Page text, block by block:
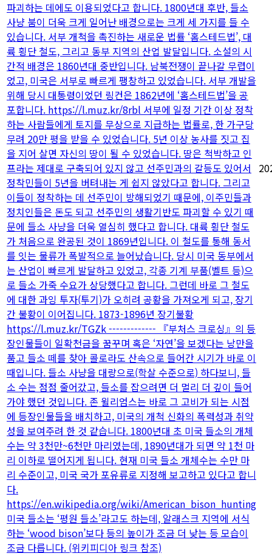
파괴하는 데에도 이용되었다고 합니다. 1800년대 후반, 들소
사냥 붐이 더욱 크게 일어난 배경으로는 크게 세 가지를 들 수
있습니다. 서부 개척을 촉진하는 새로운 법률 ‘홈스테드법’, 대
륙 횡단 철도, 그리고 동부 지역의 산업 발달입니다. 소설의 시
간적 배경은 1860년대 중반입니다. 남북전쟁이 끝나갈 무렵이
었고, 미국은 서부로 빠르게 팽창하고 있었습니다. 서부 개발을
위해 당시 대통령이었던 링컨은 1862년에 ‘홈스테드법’을 공
포합니다. https://l.muz.kr/8rbl 서부에 일정 기간 이상 정착
하는 사람들에게 토지를 무상으로 지급하는 법률로, 한 가구당
무려 20만 평을 받을 수 있었습니다. 5년 이상 농사를 짓고 집
을 지어 살면 자신의 땅이 될 수 있었습니다. 땅은 척박하고 인
프라는 제대로 구축되어 있지 않고 선주민과의 갈등도 있어서
정착민들이 5년을 버텨내는 게 쉽지 않았다고 합니다. 그리고
이들이 정착하는 데 선주민이 방해되었기 때문에, 이주민들과
정치인들은 돈도 되고 선주민의 생활기반도 파괴할 수 있기 때
문에 들소 사냥을 더욱 열심히 했다고 합니다. 대륙 횡단 철도
가 처음으로 완공된 것이 1869년입니다. 이 철도를 통해 동서
를 잇는 물류가 폭발적으로 늘어났습니다. 당시 미국 동부에서
는 산업이 빠르게 발달하고 있었고, 각종 기계 부품(벨트 등)으
로 들소 가죽 수요가 상당했다고 합니다. 그런데 바로 그 철도
에 대한 과잉 투자(투기)가 오히려 공황을 가져오게 되고, 장기
간 불황이 이어집니다. 1873-1896년 장기불황
https://l.muz.kr/TGZk ------------- 『부처스 크로싱』의 등
장인물들이 일확천금을 꿈꾸며 혹은 ‘자연’을 보겠다는 낭만을
품고 들소 떼를 찾아 콜로라도 산속으로 들어간 시기가 바로 이
때입니다. 들소 사냥을 대량으로(학살 수준으로) 하다보니, 들
소 수는 점점 줄어갔고, 들소를 잡으려면 더 멀리 더 깊이 들어
가야 했던 것입니다. 존 윌리엄스는 바로 그 고비가 되는 시점
에 등장인물들을 배치하고, 미국의 개척 신화의 폭력성과 취약
성을 보여주려 한 것 같습니다. 1800년대 초 미국 들소의 개체
수는 약 3천만~6천만 마리였는데, 1890년대가 되면 약 1천 마
리 이하로 떨어지게 됩니다. 현재 미국 들소 개체수는 수만 마
리 수준이고, 미국 국가 포유류로 지정해 보고하고 있다고 합니
다.
https://en.wikipedia.org/wiki/American_bison_hunting
미국 들소는 ‘평원 들소’라고도 하는데, 알래스크 지역에 서식
하는 ‘wood bison’보다 등의 높이가 조금 더 낮는 등 모습이
조금 다릅니다. (위키피디아 링크 참조)